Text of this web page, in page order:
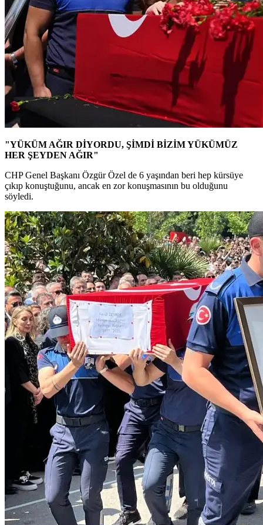
"YÜKÜM AĞIR DİYORDU, ŞİMDİ BİZİM YÜKÜMÜZ
HER ŞEYDEN AĞIR"
CHP Genel Başkanı Özgür Özel de 6 yaşından beri hep kürsüye
çıkıp konuştuğunu, ancak en zor konuşmasının bu olduğunu
söyledi.